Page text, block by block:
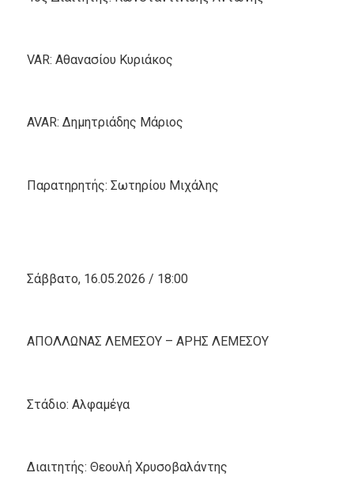
VAR: Αθανασίου Κυριάκος
AVAR: Δημητριάδης Μάριος
Παρατηρητής: Σωτηρίου Μιχάλης
Σάββατο, 16.05.2026 / 18:00
ΑΠΟΛΛΩΝΑΣ ΛΕΜΕΣΟΥ – ΑΡΗΣ ΛΕΜΕΣΟΥ
Στάδιο: Αλφαμέγα
Διαιτητής: Θεουλή Χρυσοβαλάντης